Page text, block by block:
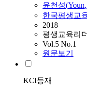
윤천성(Youn,
한국평생교
2018
평생교육리
Vol.5 No.1
원문보기
KCI등재